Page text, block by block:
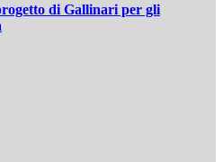
di Gallinari per gli